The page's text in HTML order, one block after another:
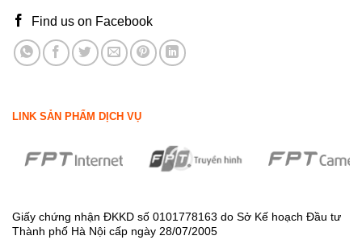
Find us on Facebook
LINK SẢN PHẨM DỊCH VỤ
Giấy chứng nhận ĐKKD số 0101778163 do Sở Kế hoạch Đầu tư
Thành phố Hà Nội cấp ngày 28/07/2005